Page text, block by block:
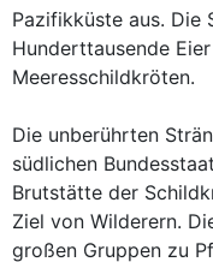
Pazifikküste aus. Die
Hunderttausende
Meeresschildkröten.
Die unberührten
südlichen
Brutstätte der
Ziel von Wilderern.
großen Gruppen zu